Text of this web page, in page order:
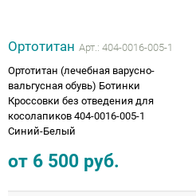
Ортотитан Арт.: 404-0016-005-1
Ортотитан (лечебная варусно-
вальгусная обувь) Ботинки
Кроссовки без отведения для
косолапиков 404-0016-005-1
Синий-Белый
от 6 500 руб.